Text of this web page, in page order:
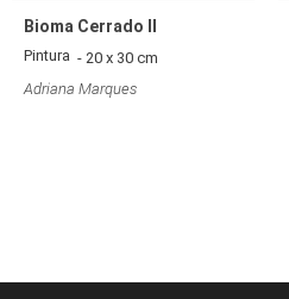
Bioma Cerrado II
Pintura - 20 x 30 cm
Adriana Marques